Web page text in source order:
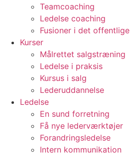
Teamcoaching
Ledelse coaching
Fusioner i det offentlige
Kurser
Målrettet salgstræning
Ledelse i praksis
Kursus i salg
Lederuddannelse
Ledelse
En sund forretning
Få nye lederværktøjer
Forandringsledelse
Intern kommunikation